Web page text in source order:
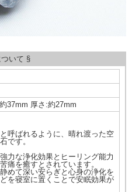
いて §
37mm 厚さ:約27mm
呼ばれるように、晴れ渡った空
です。
力な浄化効果とヒーリング能力
痛を癒すとされています。
めて深い安らぎと心身の浄化を
を寝室に置くことで安眠効果が